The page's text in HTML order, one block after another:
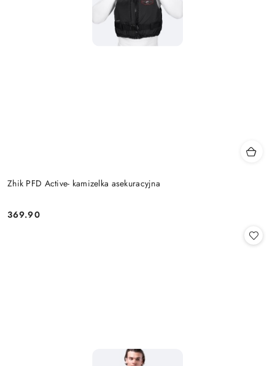
Zhik PFD Active- kamizelka asekuracyjna
Cena:
369.90